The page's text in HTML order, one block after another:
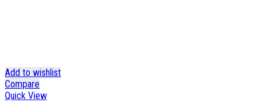
Add to wishlist
Compare
Quick View